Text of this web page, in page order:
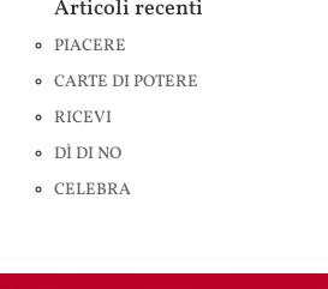
Articoli recenti
PIACERE
CARTE DI POTERE
RICEVI
DÌ DI NO
CELEBRA